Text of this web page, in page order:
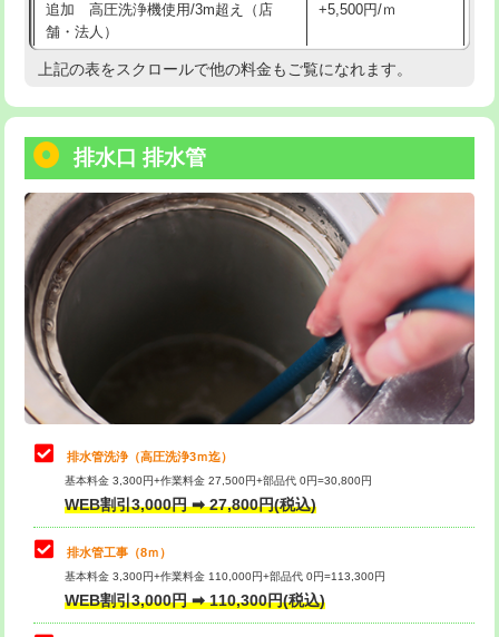
業)
給水管工事※（塩ビ管（VP・HI）使
用/3ｍまで)
用（追加）/3ｍ超え)
給水管工事※（ライニング鋼管・銅
管・ポリ管・HT管使用/3ｍまで)
44,000円
給水管工事※（ライニング鋼管・銅
管・ポリ管・HT管使用/3ｍ超え)
+8,800円
排水管工事（土の掘削・埋め戻し作
業）
11,000円~
排水管工事（排水管工事/3ｍまで） 55,000円
排水管工事（追加 排水管工事/3ｍ超
え）
マス交換（土の掘削・埋め戻し作業）
マス交換（深さ50㎝未満）
マス交換（深さ50㎝以上） 66,000円
追加 高圧洗浄機使用/3m超え（店
舗・法人）
+5,500円/ｍ
高度高圧洗浄換 現地調査
トーラー機使用/3mまで
追加トーラー機使用/3m超え +3,300円
カメラ調査 33,000円
桝清掃 8,800円
止水・漏水調査・防水処理・清掃・修
理・調整・分解・加工など（軽作業）
11,000円
止水・漏水調査・防水処理・清掃・修
理・調整・分解・加工など（中作業）
22,000円
止水・漏水調査・防水処理・清掃・修
理・調整・分解・加工など（重作業）
33,000円
その他部品の脱着
交換・取付（タンク） 22,000円+材料費
上記の表をスクロールで他の料金もご覧になれます。
排水口 排水管
排水管洗浄（高圧洗浄3ｍ迄）
基本料金 3,300円+作業料金 27,500円+部品代 0円=30,800円
WEB割引3,000円 ➡ 27,800円(税込)
排水管工事（8ｍ）
基本料金 3,300円+作業料金 110,000円+部品代 0円=113,300円
WEB割引3,000円 ➡ 110,300円(税込)